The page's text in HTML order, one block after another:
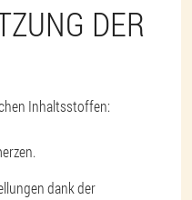
DER
Inhaltsstoffen:
dank der